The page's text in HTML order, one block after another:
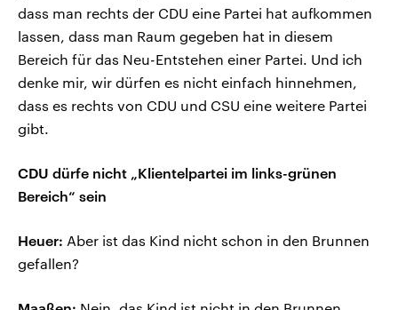
dass man rechts der CDU eine Partei hat aufkommen
lassen, dass man Raum gegeben hat in diesem
Bereich für das Neu-Entstehen einer Partei. Und ich
denke mir, wir dürfen es nicht einfach hinnehmen,
dass es rechts von CDU und CSU eine weitere Partei
gibt.
CDU dürfe nicht „Klientelpartei im links-grünen
Bereich“ sein
Heuer: Aber ist das Kind nicht schon in den Brunnen
gefallen?